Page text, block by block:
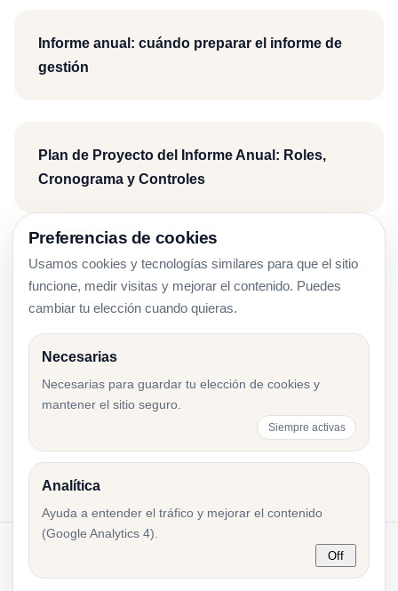
Informe anual: cuándo preparar el informe de
gestión
Plan de Proyecto del Informe Anual: Roles,
Cronograma y Controles
Ejercicio Financiero Corto en Estonia: Primer
Informe tras el Registro
Presentación de Estados Financieros en
Estonia: Workflow Paso a Paso
Política de
Preferencias de cookies
Usamos cookies y tecnologías similares para que el sitio
funcione, medir visitas y mejorar el contenido. Puedes
cambiar tu elección cuando quieras.
Necesarias
Necesarias para guardar tu elección de cookies y
mantener el sitio seguro.
Siempre activas
Analítica
Ayuda a entender el tráfico y mejorar el contenido
(Google Analytics 4).
Off